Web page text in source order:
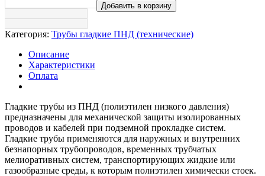
Добавить в корзину
Категория: Трубы гладкие ПНД (технические)
Описание
Характеристики
Оплата
Гладкие трубы из ПНД (полиэтилен низкого давления)
предназначены для механической защиты изолированных
проводов и кабелей при подземной прокладке систем.
Гладкие трубы применяются для наружных и внутренних
безнапорных трубопроводов, временных трубчатых
мелиоративных систем, транспортирующих жидкие или
газообразные среды, к которым полиэтилен химически стоек.